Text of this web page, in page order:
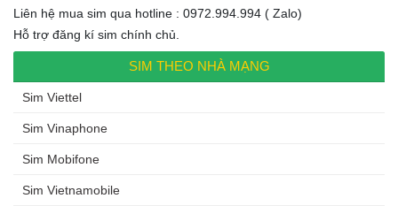
Liên hệ mua sim qua hotline : 0972.994.994 ( Zalo)
Hỗ trợ đăng kí sim chính chủ.
SIM THEO NHÀ MẠNG
Sim Viettel
Sim Vinaphone
Sim Mobifone
Sim Vietnamobile